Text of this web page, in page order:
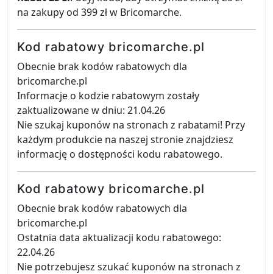
na zakupy od 399 zł w Bricomarche.
Kod rabatowy bricomarche.pl
Obecnie brak kodów rabatowych dla
bricomarche.pl
Informacje o kodzie rabatowym zostały
zaktualizowane w dniu: 21.04.26
Nie szukaj kuponów na stronach z rabatami! Przy
każdym produkcie na naszej stronie znajdziesz
informację o dostępności kodu rabatowego.
Kod rabatowy bricomarche.pl
Obecnie brak kodów rabatowych dla
bricomarche.pl
Ostatnia data aktualizacji kodu rabatowego:
22.04.26
Nie potrzebujesz szukać kuponów na stronach z